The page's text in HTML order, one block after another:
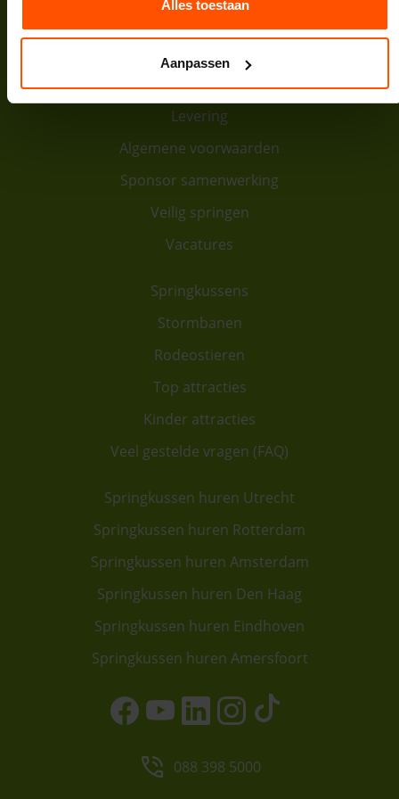
Alles toestaan
Aanpassen
NL64INGB0007974208
Over ons
Levering
Algemene voorwaarden
Sponsor samenwerking
Veilig springen
Vacatures
Springkussens
Stormbanen
Rodeostieren
Top attracties
Kinder attracties
Veel gestelde vragen (FAQ)
Springkussen huren Utrecht
Springkussen huren Rotterdam
Springkussen huren Amsterdam
Springkussen huren Den Haag
Springkussen huren Eindhoven
Springkussen huren Amersfoort
088 398 5000